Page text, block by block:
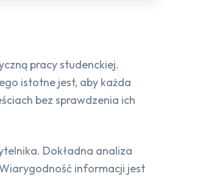
pracy studenckiej.
istotne jest, aby każda
bez sprawdzenia ich
Dokładna analiza
informacji jest